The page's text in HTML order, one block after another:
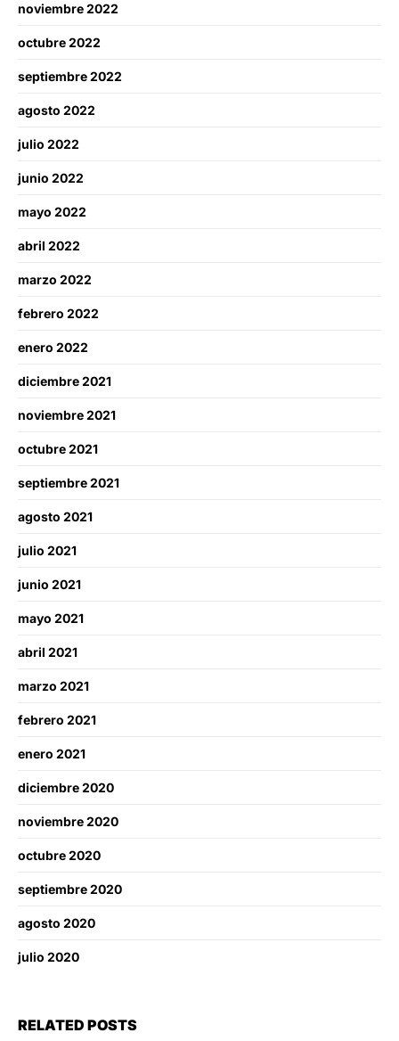
noviembre 2022
octubre 2022
septiembre 2022
agosto 2022
julio 2022
junio 2022
mayo 2022
abril 2022
marzo 2022
febrero 2022
enero 2022
diciembre 2021
noviembre 2021
octubre 2021
septiembre 2021
agosto 2021
julio 2021
junio 2021
mayo 2021
abril 2021
marzo 2021
febrero 2021
enero 2021
diciembre 2020
noviembre 2020
octubre 2020
septiembre 2020
agosto 2020
julio 2020
RELATED POSTS